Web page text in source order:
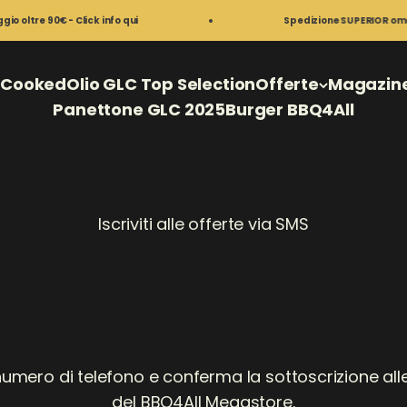
oltre 90€ - Click info qui Spedizione SUPERIOR
CookedOlio GLC Top SelectionOfferte
Panettone GLC 2025Burger BBQ4All
Iscriviti alle offerte via SMS
di telefono e conferma la sottoscrizione
del BBQ4All Megastore.